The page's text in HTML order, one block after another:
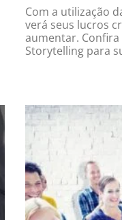
Com a utilização
verá seus lucros
aumentar.
Storytelling para